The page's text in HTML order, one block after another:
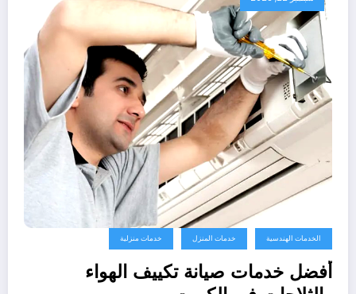
الخدمات الهندسية خدمات المنزل خدمات منزلية
أفضل خدمات صيانة تكييف الهواء